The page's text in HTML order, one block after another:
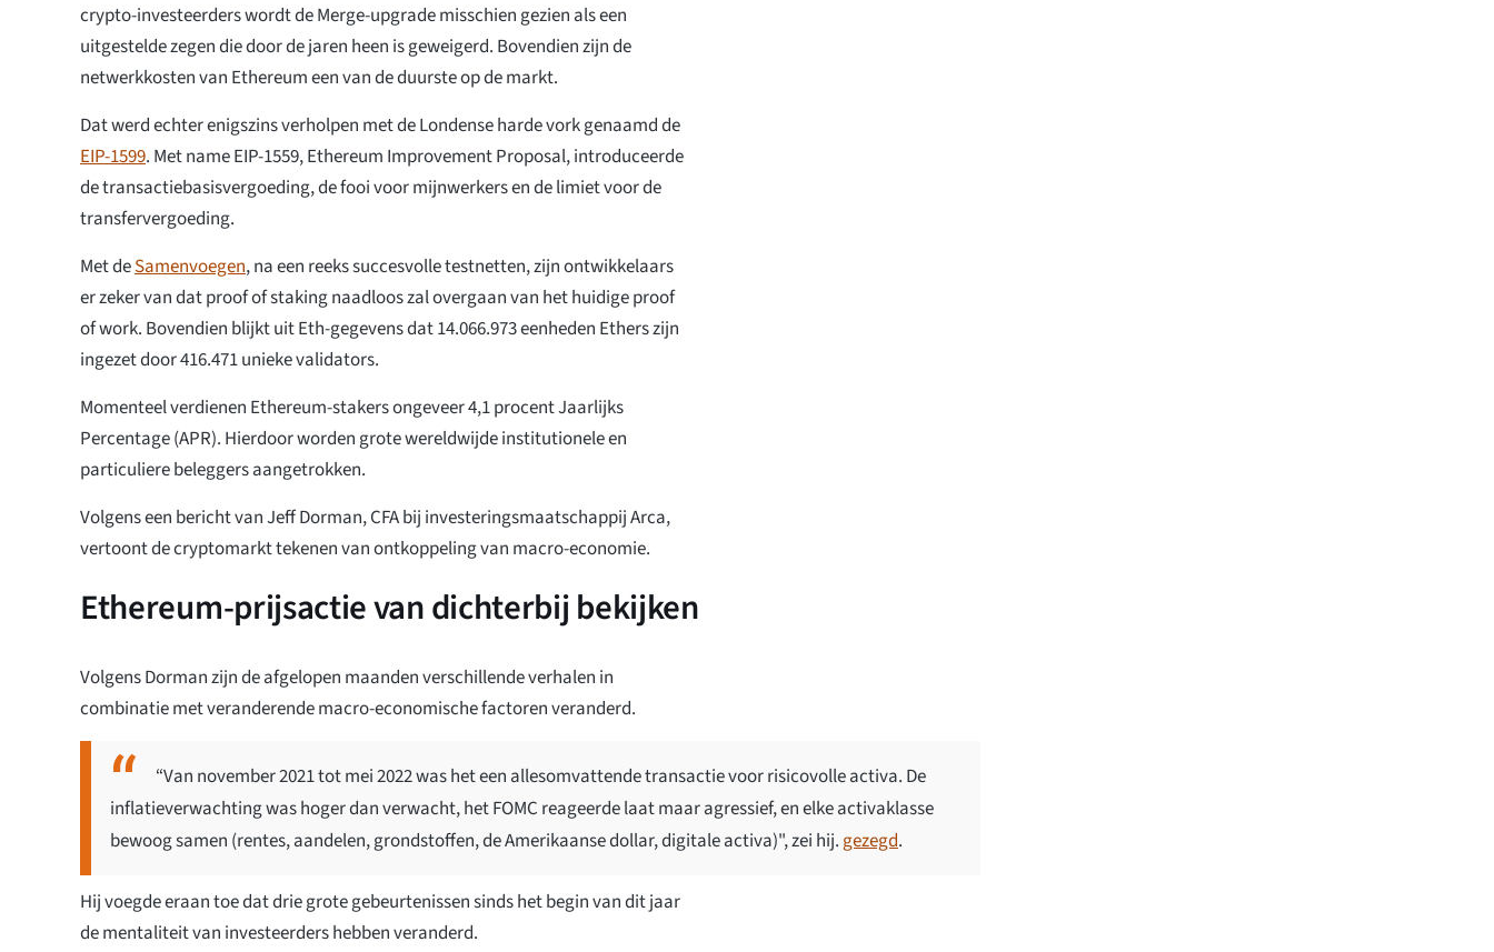
crypto-investeerders wordt de Merge-upgrade misschien gezien als een
uitgestelde zegen die door de jaren heen is geweigerd. Bovendien zijn de
netwerkkosten van Ethereum een van de duurste op de markt.
Dat werd echter enigszins verholpen met de Londense harde vork genaamd de
EIP-1599. Met name EIP-1559, Ethereum Improvement Proposal, introduceerde
de transactiebasisvergoeding, de fooi voor mijnwerkers en de limiet voor de
transfervergoeding.
Met deSamenvoegen, na een reeks succesvolle testnetten, zijn ontwikkelaars
er zeker van dat proof of staking naadloos zal overgaan van het huidige proof
of work. Bovendien blijkt uit Eth-gegevens dat 14.066.973 eenheden Ethers zijn
ingezet door 416.471 unieke validators.
Momenteel verdienen Ethereum-stakers ongeveer 4,1 procent Jaarlijks
Percentage (APR). Hierdoor worden grote wereldwijde institutionele en
particuliere beleggers aangetrokken.
Volgens een bericht van Jeff Dorman, CFA bij investeringsmaatschappij Arca,
vertoont de cryptomarkt tekenen van ontkoppeling van macro-economie.
Ethereum-prijsactie van dichterbij bekijken
Volgens Dorman zijn de afgelopen maanden verschillende verhalen in
combinatie met veranderende macro-economische factoren veranderd.
“Van november 2021 tot mei 2022 was het een allesomvattende transactie voor risicovolle activa. De
inflatieverwachting was hoger dan verwacht, het FOMC reageerde laat maar agressief, en elke activaklasse
bewoog samen (rentes, aandelen, grondstoffen, de Amerikaanse dollar, digitale activa)", zei hij.gezegd.
Hij voegde eraan toe dat drie grote gebeurtenissen sinds het begin van dit jaar
de mentaliteit van investeerders hebben veranderd.